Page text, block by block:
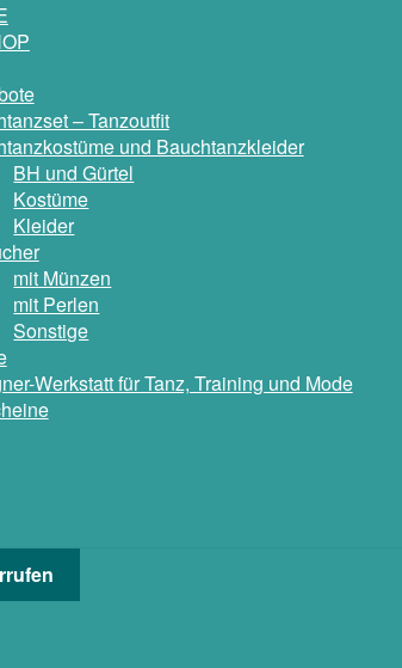
– Tanzoutfit
und Bauchtanzkleider
BH und Gürtel
Kostüme
Kleider
mit Münzen
mit Perlen
Sonstige
Werkstatt für Tanz, Training und Mode